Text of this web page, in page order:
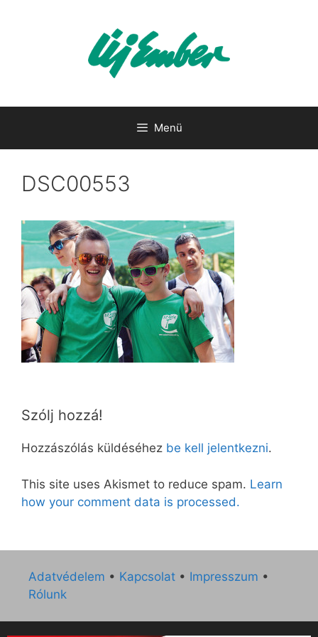
Menü
DSC00553
Szólj hozzá!
Hozzászólás küldéséhez be kell jelentkezni.
This site uses Akismet to reduce spam. Learn
how your comment data is processed.
Adatvédelem • Kapcsolat • Impresszum •
Rólunk